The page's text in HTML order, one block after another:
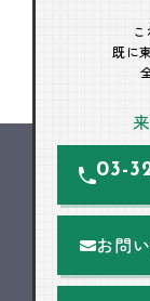
既に
03-
お問